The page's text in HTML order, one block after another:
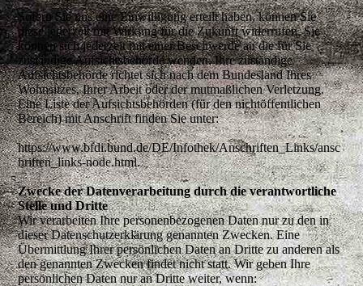
Sofern Sie uns eine Einwilligung erteilt haben, können Sie
diese jederzeit mit Wirkung für die Zukunft widerrufen. Sie
können sich jederzeit mit einer Beschwerde an die für Sie
zuständige Aufsichtsbehörde wenden. Ihre zuständige
Aufsichtsbehörde richtet sich nach dem Bundesland Ihres
Wohnsitzes, Ihrer Arbeit oder der mutmaßlichen Verletzung.
Eine Liste der Aufsichtsbehörden (für den nichtöffentlichen
Bereich) mit Anschrift finden Sie unter:
https://www.bfdi.bund.de/DE/Infothek/Anschriften_Links/ansc
hriften_links-node.html.
Zwecke der Datenverarbeitung durch die verantwortliche
Stelle und Dritte
Wir verarbeiten Ihre personenbezogenen Daten nur zu den in
dieser Datenschutzerklärung genannten Zwecken. Eine
Übermittlung Ihrer persönlichen Daten an Dritte zu anderen als
den genannten Zwecken findet nicht statt. Wir geben Ihre
persönlichen Daten nur an Dritte weiter, wenn: